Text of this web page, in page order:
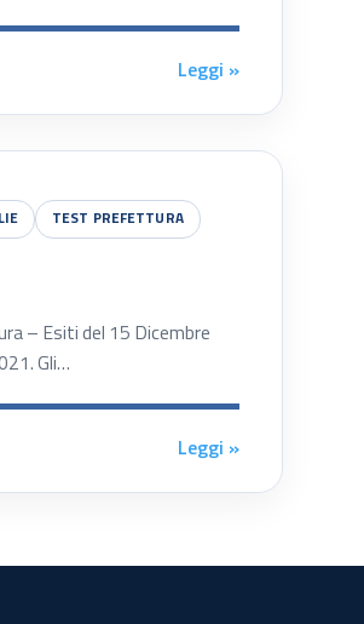
Leggi »
TEST PREFETTURA
– Esiti del 15 Dicembre
Gli…
Leggi »